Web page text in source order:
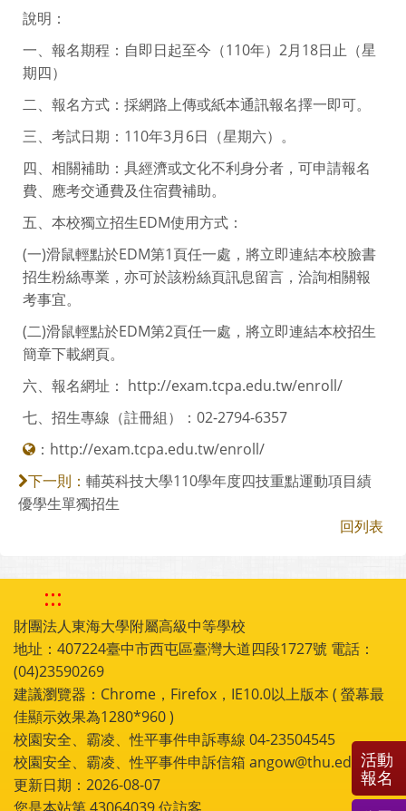
說明：
一、報名期程：自即日起至今（110年）2月18日止（星
期四）
二、報名方式：採網路上傳或紙本通訊報名擇一即可。
三、考試日期：110年3月6日（星期六）。
四、相關補助：具經濟或文化不利身分者，可申請報名
費、應考交通費及住宿費補助。
五、本校獨立招生EDM使用方式：
(一)滑鼠輕點於EDM第1頁任一處，將立即連結本校臉書
招生粉絲專業，亦可於該粉絲頁訊息留言，洽詢相關報
考事宜。
(二)滑鼠輕點於EDM第2頁任一處，將立即連結本校招生
簡章下載網頁。
六、報名網址： http://exam.tcpa.edu.tw/enroll/
七、招生專線（註冊組）：02-2794-6357
： http://exam.tcpa.edu.tw/enroll/
下一則： 輔英科技大學110學年度四技重點運動項目績
優學生單獨招生
回列表
:::
財團法人東海大學附屬高級中等學校
地址：407224臺中市西屯區臺灣大道四段1727號 電話：
(04)23590269
建議瀏覽器：Chrome，Firefox，IE10.0以上版本 ( 螢幕最
佳顯示效果為1280*960 )
校園安全、霸凌、性平事件申訴專線 04-23504545
校園安全、霸凌、性平事件申訴信箱 angow@thu.edu.tw
更新日期：2026-08-07
您是本站第43064039位訪客
活動
報名